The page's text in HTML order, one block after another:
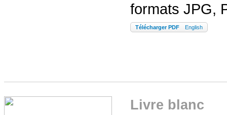
formats JPG,
Télécharger PDF English
Livre blanc